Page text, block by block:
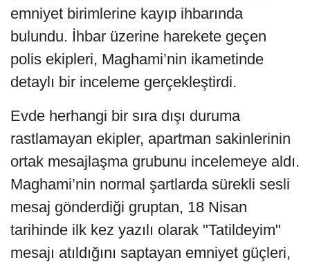
emniyet birimlerine kayıp ihbarında
bulundu. İhbar üzerine harekete geçen
polis ekipleri, Maghami’nin ikametinde
detaylı bir inceleme gerçekleştirdi.
Evde herhangi bir sıra dışı duruma
rastlamayan ekipler, apartman sakinlerinin
ortak mesajlaşma grubunu incelemeye aldı.
Maghami’nin normal şartlarda sürekli sesli
mesaj gönderdiği gruptan, 18 Nisan
tarihinde ilk kez yazılı olarak "Tatildeyim"
mesajı atıldığını saptayan emniyet güçleri,